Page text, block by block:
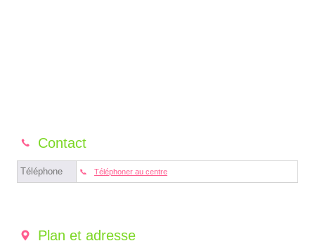
Contact
Téléphone Téléphoner au centre
Plan et adresse